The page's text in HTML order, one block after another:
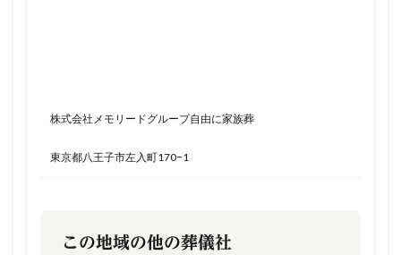
株式会社メモリードグループ自由に家族葬
東京都八王子市左入町170−1
この地域の他の葬儀社